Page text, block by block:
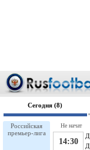
Сегодня (8)
Российская
премьер-лига
14:30
Не начат